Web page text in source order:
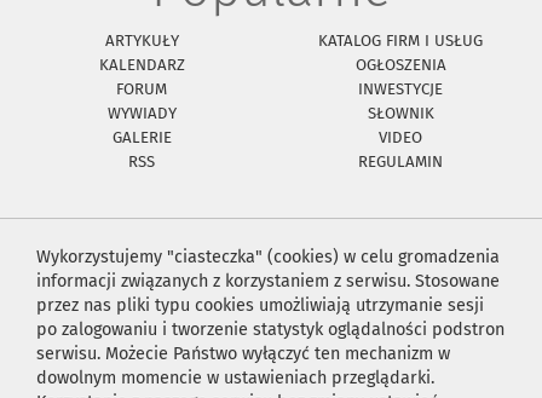
ARTYKUŁY
KATALOG FIRM I USŁUG
KALENDARZ
OGŁOSZENIA
FORUM
INWESTYCJE
WYWIADY
SŁOWNIK
GALERIE
VIDEO
RSS
REGULAMIN
Wykorzystujemy "ciasteczka" (cookies) w celu gromadzenia
informacji związanych z korzystaniem z serwisu. Stosowane
przez nas pliki typu cookies umożliwiają utrzymanie sesji
po zalogowaniu i tworzenie statystyk oglądalności podstron
serwisu. Możecie Państwo wyłączyć ten mechanizm w
dowolnym momencie w ustawieniach przeglądarki.